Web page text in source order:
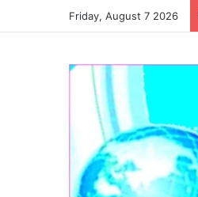
Friday, August 7 2026